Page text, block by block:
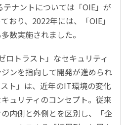
ナントについては「OIE」が
おり、2022年には、「OIE」
数実施されました。
ロトラスト」なセキュリティ
ンを指向して開発が進められ
ト」は、近年のIT環境の変化
ュリティのコンセプト。従来
内側と外側とを区別し、「企